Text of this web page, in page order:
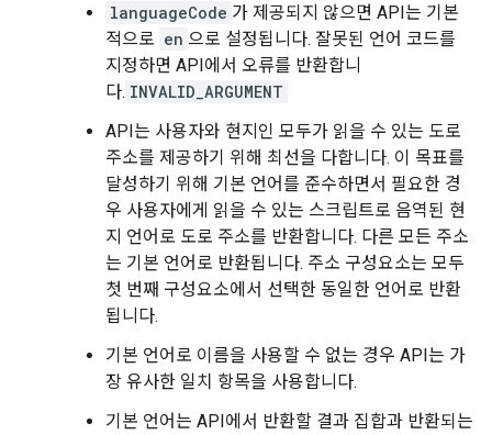
languageCode 가 제공되지 않으면 API는 기본
적으로 en 으로 설정됩니다. 잘못된 언어 코드를
지정하면 API에서 오류를 반환합니
다. INVALID_ARGUMENT
API는 사용자와 현지인 모두가 읽을 수 있는 도로
주소를 제공하기 위해 최선을 다합니다. 이 목표를
달성하기 위해 기본 언어를 준수하면서 필요한 경
우 사용자에게 읽을 수 있는 스크립트로 음역된 현
지 언어로 도로 주소를 반환합니다. 다른 모든 주소
는 기본 언어로 반환됩니다. 주소 구성요소는 모두
첫 번째 구성요소에서 선택한 동일한 언어로 반환
됩니다.
기본 언어로 이름을 사용할 수 없는 경우 API는 가
장 유사한 일치 항목을 사용합니다.
기본 언어는 API에서 반환할 결과 집합과 반환되는